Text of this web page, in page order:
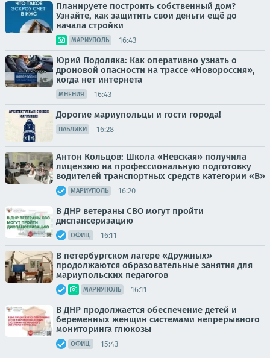
Планируете построить собственный дом?
Узнайте, как защитить свои деньги ещё до
начала стройки
МАРИУПОЛЬ 16:43
Юрий Подоляка: Как оперативно узнать о
дроновой опасности на трассе «Новороссия»,
когда нет интернета
МНЕНИЯ 16:43
Дорогие мариупольцы и гости города!
ПАБЛИКИ 16:28
Антон Кольцов: Школа «Невская» получила
лицензию на профессиональную подготовку
водителей транспортных средств категории «В»
МАРИУПОЛЬ 16:20
В ДНР ветераны СВО могут пройти
диспансеризацию
ОФИЦ. 16:11
В петербургском лагере «Дружных»
продолжаются образовательные занятия для
мариупольских педагогов
МАРИУПОЛЬ 16:11
В ДНР продолжается обеспечение детей и
беременных женщин системами непрерывного
мониторинга глюкозы
ОФИЦ. 15:43